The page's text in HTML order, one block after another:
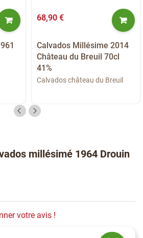
68,90 €
Calvados Millésime 2014
Château du Breuil 70cl
41%
Calvados château du Breuil
millésimé 1964 Drouin
votre avis !